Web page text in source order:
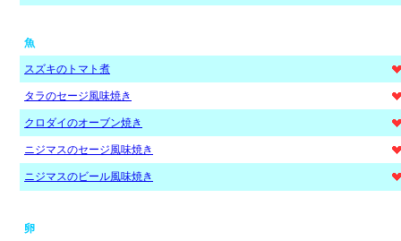
魚
スズキのトマト煮
タラのセージ風味焼き
クロダイのオーブン焼き
ニジマスのセージ風味焼き
ニジマスのビール風味焼き
卵